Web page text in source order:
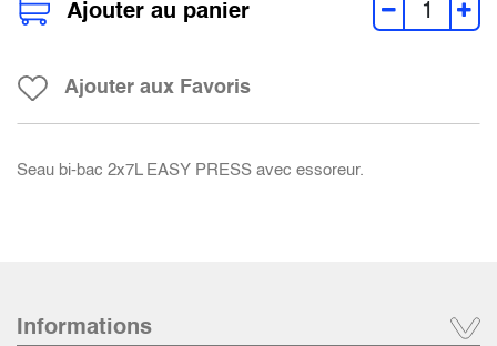
Ajouter au panier
Ajouter aux Favoris
Seau bi-bac 2x7L EASY PRESS avec essoreur.
Informations